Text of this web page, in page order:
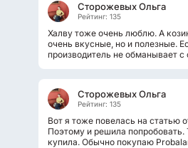
Сторожевых Ольга
Рейтинг: 135
Халву тоже очень люблю. А
очень вкусные, но и полезные.
производитель не обманывает с
Сторожевых Ольга
Рейтинг: 135
Вот я тоже повелась на статью
Поэтому и решила попробовать.
купила. Обычно покупаю